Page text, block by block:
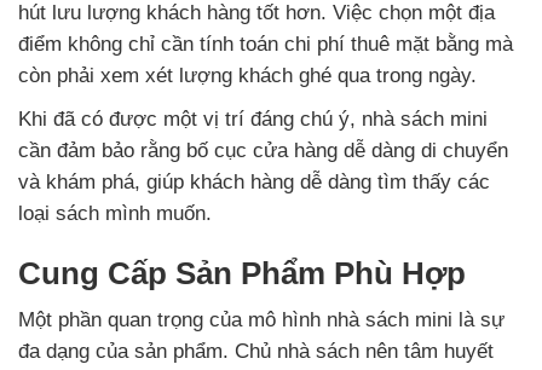
hút lưu lượng khách hàng tốt hơn. Việc chọn một địa
điểm không chỉ cần tính toán chi phí thuê mặt bằng mà
còn phải xem xét lượng khách ghé qua trong ngày.
Khi đã có được một vị trí đáng chú ý, nhà sách mini
cần đảm bảo rằng bố cục cửa hàng dễ dàng di chuyển
và khám phá, giúp khách hàng dễ dàng tìm thấy các
loại sách mình muốn.
Cung Cấp Sản Phẩm Phù Hợp
Một phần quan trọng của mô hình nhà sách mini là sự
đa dạng của sản phẩm. Chủ nhà sách nên tâm huyết